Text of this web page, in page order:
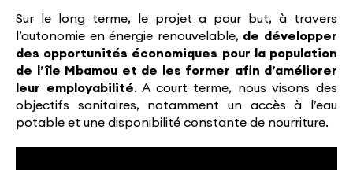
Sur le long terme, le projet a pour but, à travers
l’autonomie en énergie renouvelable, de développer
des opportunités économiques pour la population
de l’île Mbamou et de les former afin d’améliorer
leur employabilité. A court terme, nous visons des
objectifs sanitaires, notamment un accès à l’eau
potable et une disponibilité constante de nourriture.